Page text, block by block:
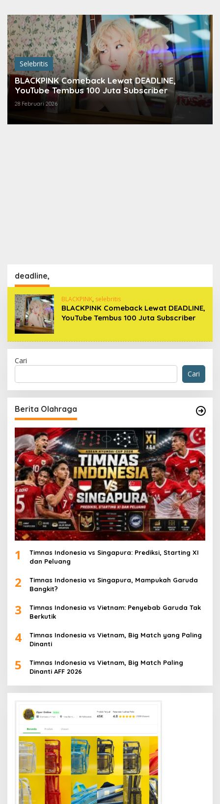
konten
Selebritis
BLACKPINK Comeback Lewat DEADLINE,
YouTube Tembus 100 Juta Subscriber
28 Februari 2026
deadline,
BLACKPINK, selebritis
BLACKPINK Comeback Lewat DEADLINE,
YouTube Tembus 100 Juta Subscriber
Cari
Cari
Berita Olahraga
1
Timnas Indonesia vs Singapura: Prediksi, Starting XI
dan Peluang
2
Timnas Indonesia vs Singapura, Mampukah Garuda
Bangkit?
3
Timnas Indonesia vs Vietnam: Penyebab Garuda Tak
Berkutik
4
Timnas Indonesia vs Vietnam, Big Match yang Paling
Dinanti
5
Timnas Indonesia vs Vietnam, Big Match Paling
Dinanti AFF 2026